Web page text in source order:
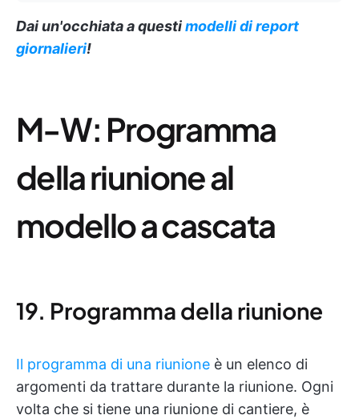
Dai un'occhiata a questimodelli di report
giornalieri!
M-W: Programma
della riunione al
modello a cascata
19. Programma della riunione
Il programma di una riunione è un elenco di
argomenti da trattare durante la riunione. Ogni
volta che si tiene una riunione di cantiere, è